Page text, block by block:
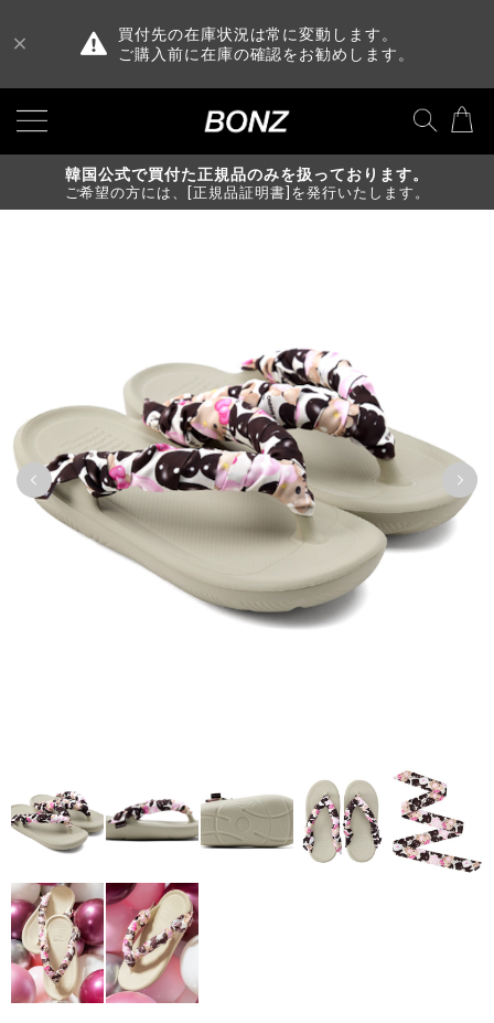
買付先の在庫状況は常に変動します。
ご購入前に在庫の確認をお勧めします。
韓国公式で買付た正規品のみを扱っております。
ご希望の方には、[正規品証明書]を発行いたします。